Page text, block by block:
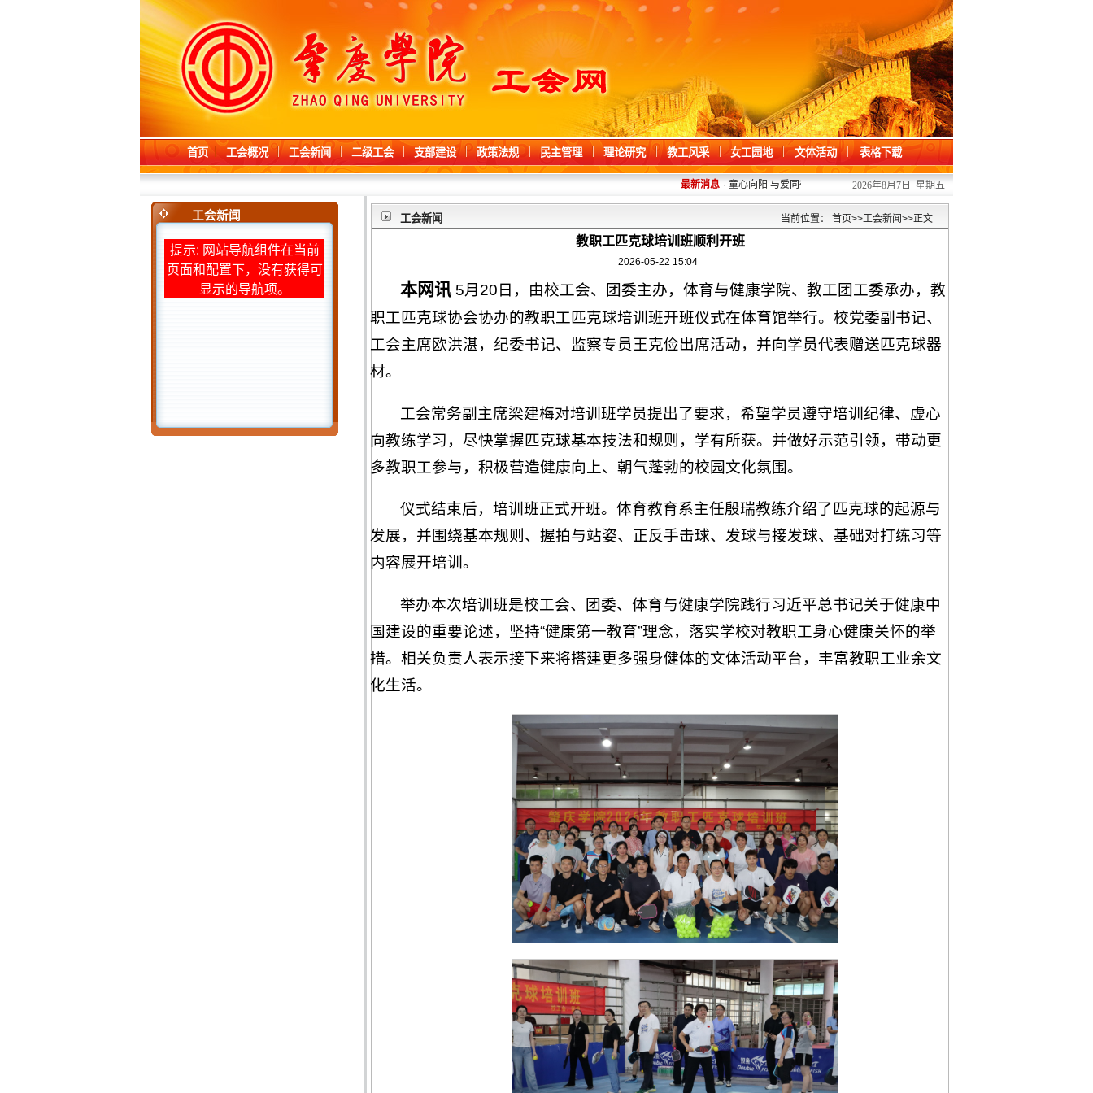
首页 工会概况 工会新闻 二级工会 支部建设 政策法规 民主管理 理论研究 教工风采 女工园地 文体活动 表格下载
最新消息 ·童心向阳 与爱同行 ——我校开展“六一”儿童节关爱活动
2026年8月7日 星期五
工会新闻
提示: 网站导航组件在当前
页面和配置下，没有获得可
显示的导航项。
工会新闻 当前位置： 首页>>工会新闻>>正文
教职工匹克球培训班顺利开班
2026-05-22 15:04
本网讯5月20日，由校工会、团委主办，体育与健康学院、教工团工委承办，教
职工匹克球协会协办的教职工匹克球培训班开班仪式在体育馆举行。校党委副书记、
工会主席欧洪湛，纪委书记、监察专员王克俭出席活动，并向学员代表赠送匹克球器
材。
工会常务副主席梁建梅对培训班学员提出了要求，希望学员遵守培训纪律、虚心
向教练学习，尽快掌握匹克球基本技法和规则，学有所获。并做好示范引领，带动更
多教职工参与，积极营造健康向上、朝气蓬勃的校园文化氛围。
仪式结束后，培训班正式开班。体育教育系主任殷瑞教练介绍了匹克球的起源与
发展，并围绕基本规则、握拍与站姿、正反手击球、发球与接发球、基础对打练习等
内容展开培训。
举办本次培训班是校工会、团委、体育与健康学院践行习近平总书记关于健康中
国建设的重要论述，坚持“健康第一教育”理念，落实学校对教职工身心健康关怀的举
措。相关负责人表示接下来将搭建更多强身健体的文体活动平台，丰富教职工业余文
化生活。